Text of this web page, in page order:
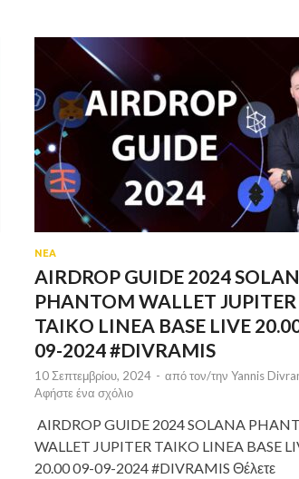
ΝΕΑ
AIRDROP GUIDE 2024
PHANTOM WALLET JUPITER
TAIKO LINEA BASE LIVE
09-2024 #DIVRAMIS
10 Σεπτεμβρίου, 2024 - από τον/την Yannis
Αφήστε ένα σχόλιο
AIRDROP GUIDE 2024 SOLANA
WALLET JUPITER TAIKO LINEA BASE
20.00 09-09-2024 #DIVRAMIS Θέλετε